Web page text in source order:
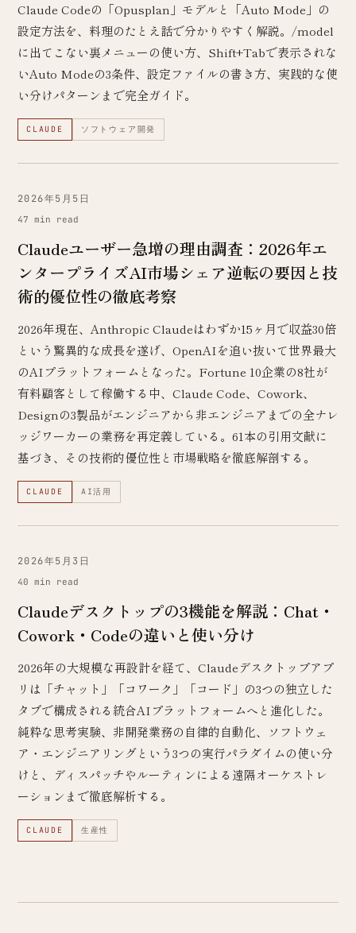
Claude Codeの「Opusplan」モデルと「Auto Mode」の
設定方法を、料理のたとえ話で分かりやすく解説。/model
に出てこない裏メニューの使い方、Shift+Tabで表示されな
いAuto Modeの3条件、設定ファイルの書き方、実践的な使
い分けパターンまで完全ガイド。
CLAUDE ソフトウェア開発
2026年5月5日
47 min read
Claudeユーザー急増の理由調査：2026年エ
ンタープライズAI市場シェア逆転の要因と技
術的優位性の徹底考察
2026年現在、Anthropic Claudeはわずか15ヶ月で収益30倍
という驚異的な成長を遂げ、OpenAIを追い抜いて世界最大
のAIプラットフォームとなった。Fortune 10企業の8社が
有料顧客として稼働する中、Claude Code、Cowork、
Designの3製品がエンジニアから非エンジニアまでの全ナレ
ッジワーカーの業務を再定義している。61本の引用文献に
基づき、その技術的優位性と市場戦略を徹底解剖する。
CLAUDE AI活用
2026年5月3日
40 min read
Claudeデスクトップの3機能を解説：Chat・
Cowork・Codeの違いと使い分け
2026年の大規模な再設計を経て、Claudeデスクトップアプ
リは「チャット」「コワーク」「コード」の3つの独立した
タブで構成される統合AIプラットフォームへと進化した。
純粋な思考実験、非開発業務の自律的自動化、ソフトウェ
ア・エンジニアリングという3つの実行パラダイムの使い分
けと、ディスパッチやルーティンによる遠隔オーケストレ
ーションまで徹底解析する。
CLAUDE 生産性